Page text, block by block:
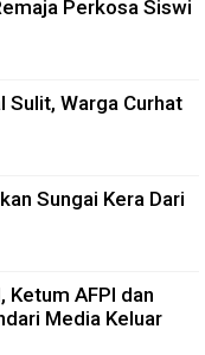
Perkosa Siswi
Sulit, Warga Curhat
Sungai Kera Dari
Ketum AFPI dan
Media Keluar